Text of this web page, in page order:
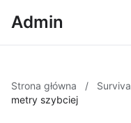
Admin
Strona główna /
metry szybciej